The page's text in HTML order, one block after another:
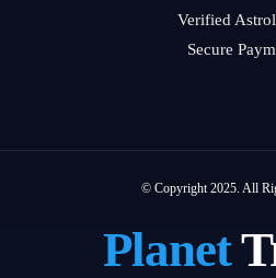
Verified
Secure
© Copyright 2025. All
Planet